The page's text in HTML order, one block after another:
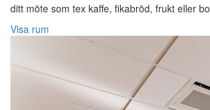
ditt möte som tex kaffe, fikabröd, frukt eller
Visa rum